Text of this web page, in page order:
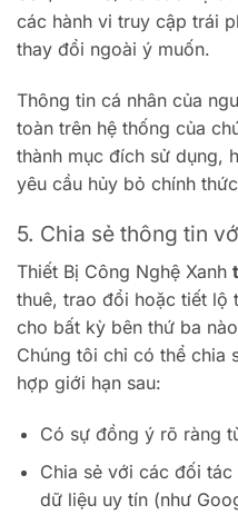
các hành vi truy cập trái
thay đổi ngoài ý muốn.
Thông tin cá nhân của
toàn trên hệ thống của
thành mục đích sử dụng,
yêu cầu hủy bỏ chính
5. Chia sẻ thông tin
Thiết Bị Công Nghệ Xanh
thuê, trao đổi hoặc tiết lộ
cho bất kỳ bên thứ ba
Chúng tôi chỉ có thể chia
hợp giới hạn sau:
Có sự đồng ý rõ ràng
Chia sẻ với các đối
dữ liệu uy tín (như